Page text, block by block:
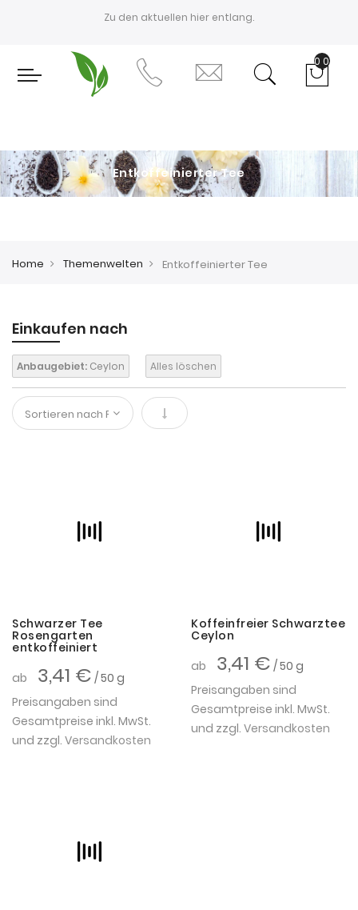
Zu den aktuellen hier entlang.
0
Entkoffeinierter Tee
Home Themenwelten Entkoffeinierter Tee
Einkaufen nach
Anbaugebiet: Ceylon Alles löschen
In absteigender Reihenfolge
Schwarzer Tee
Rosengarten
entkoffeiniert
ab
3,41 € / 50 g
Preisangaben sind
Gesamtpreise inkl. MwSt.
und zzgl. Versandkosten
Koffeinfreier Schwarztee
Ceylon
ab
3,41 € / 50 g
Preisangaben sind
Gesamtpreise inkl. MwSt.
und zzgl. Versandkosten